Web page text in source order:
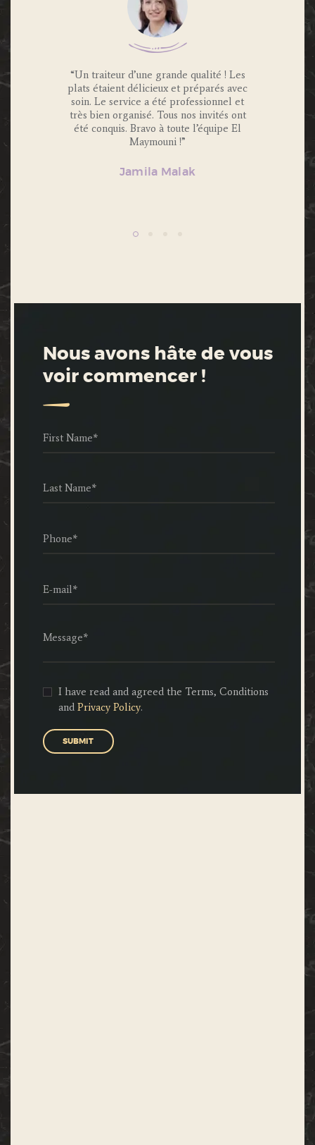
invités
“Un traiteur d’une grande qualité ! Les
plats étaient délicieux et préparés avec
soin. Le service a été professionnel et
très bien organisé. Tous nos invités ont
été conquis. Bravo à toute l’équipe El
Maymouni !”
Jamila Malak
“Nous
Nous avons hâte de vous
voir commencer !
I have read and agreed the Terms, Conditions
andPrivacy Policy.